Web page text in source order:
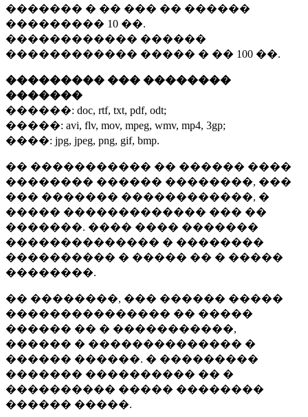
������� � �� ��� �� ������
��������� 10 ��.
������������ ������
������������ ����� � �� 100 ��.
��������� ��� ��������
�������
������: doc, rtf, txt, pdf, odt;
�����: avi, flv, mov, mpeg, wmv, mp4, 3gp;
����: jpg, jpeg, png, gif, bmp.
�� ����������� �� ������ ����
�������� ������ ��������, ���
��� ������� ������������, �
����� ������������� ��� ��
�������. ���� ���� �������
�������������� � ��������
���������� � ����� �� � �����
��������.
�� ��������, ��� ������ �����
��������������� �� �����
������ �� � �����������,
������ � �������������� �
������ ������. � ���������
������� ���������� �� �
���������� ����� ��������
������ �����.